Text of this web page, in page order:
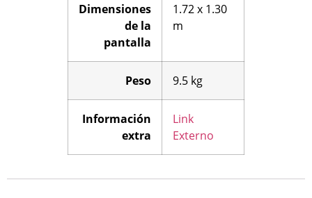
Dimensiones
de la
pantalla
1.72 x 1.30
m
Peso 9.5 kg
Información
extra
Link
Externo